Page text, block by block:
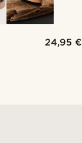
24,95 €